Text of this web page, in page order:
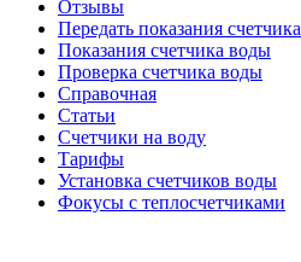
Отзывы
Передать показания счетчика
Показания счетчика воды
Проверка счетчика воды
Справочная
Статьи
Счетчики на воду
Тарифы
Установка счетчиков воды
Фокусы с теплосчетчиками